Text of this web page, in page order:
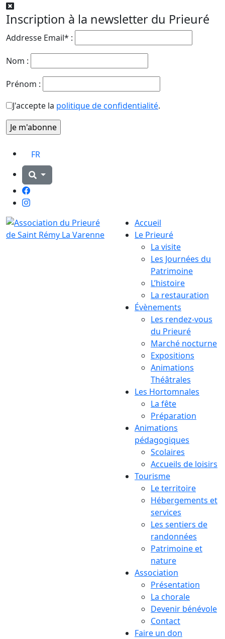
Inscription à la newsletter du Prieuré
Addresse Email* :
Nom :
Prénom :
J'accepte la politique de confidentialité.
FR
Facebook
Instagram
Accueil
Le Prieuré
La visite
Les Journées du
Patrimoine
L’histoire
La restauration
Évènements
Les rendez-vous
du Prieuré
Marché nocturne
Expositions
Animations
Théâtrales
Les Hortomnales
La fête
Préparation
Animations
pédagogiques
Scolaires
Accueils de loisirs
Tourisme
Le territoire
Hébergements et
services
Les sentiers de
randonnées
Patrimoine et
nature
Association
Présentation
La chorale
Devenir bénévole
Contact
Faire un don